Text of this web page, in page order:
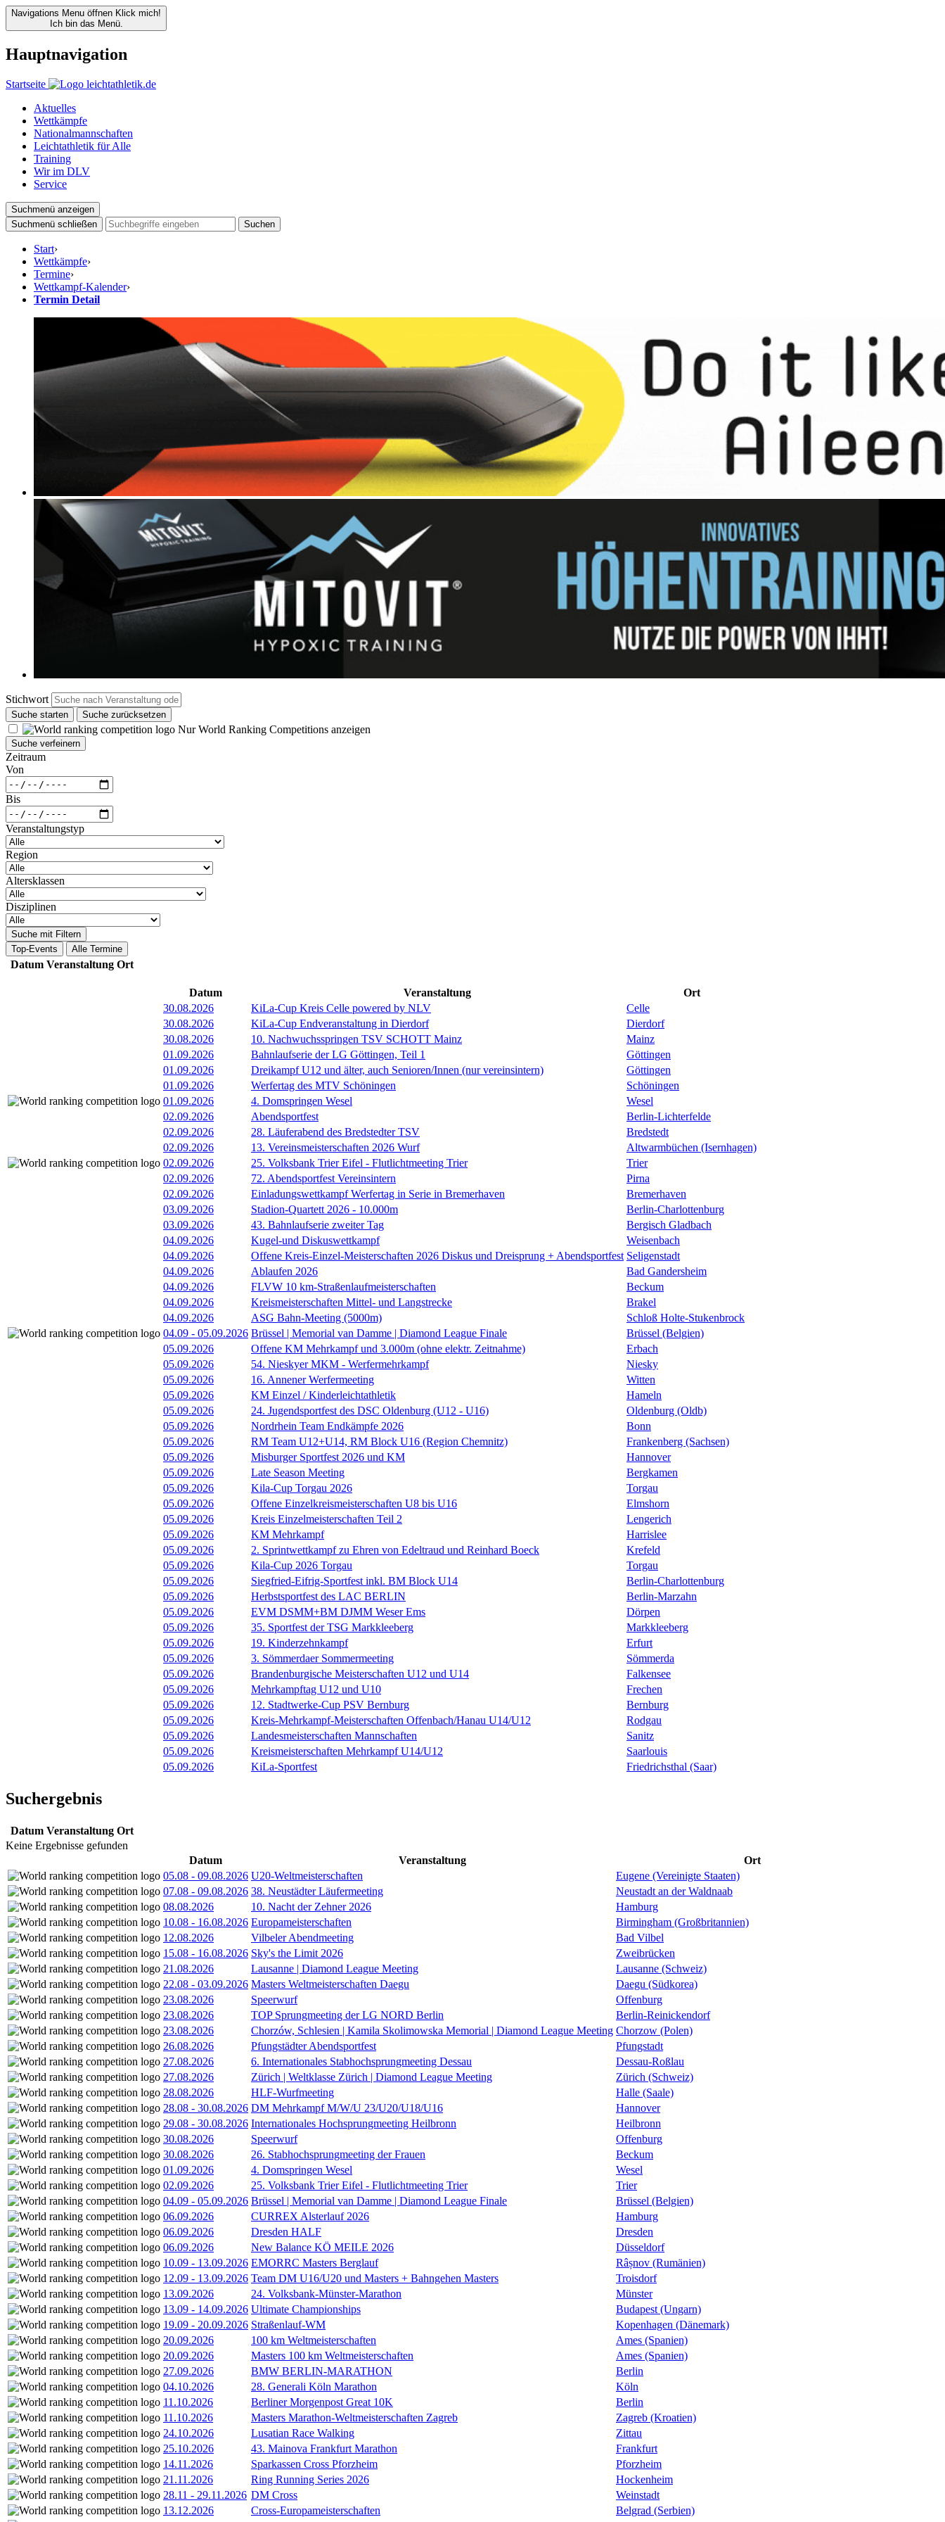
Navigations Menu öffnen Klick mich!
Ich bin das Menü.
Hauptnavigation
Startseite
Aktuelles
Wettkämpfe
Nationalmannschaften
Leichtathletik für Alle
Training
Wir im DLV
Service
Suchmenü anzeigen
Suchmenü schließen
Suchen
Start›
Wettkämpfe›
Termine›
Wettkampf-Kalender›
Termin Detail
Stichwort
Suche starten Suche zurücksetzen
Nur World Ranking Competitions anzeigen
Suche verfeinern
Zeitraum
Von
Bis
Veranstaltungstyp
Region
Altersklassen
Disziplinen
Suche mit Filtern
Top-Events
Alle Termine
Datum Veranstaltung Ort
Datum Veranstaltung
Ort
30.08.2026
KiLa-Cup Kreis Celle powered by NLV
Celle
30.08.2026
KiLa-Cup Endveranstaltung in Dierdorf
Dierdorf
30.08.2026
10. Nachwuchsspringen TSV SCHOTT Mainz
Mainz
01.09.2026
Bahnlaufserie der LG Göttingen, Teil 1
Göttingen
01.09.2026
Dreikampf U12 und älter, auch Senioren/Innen (nur vereinsintern)
Göttingen
01.09.2026
Werfertag des MTV Schöningen
Schöningen
01.09.2026
4. Domspringen Wesel
Wesel
02.09.2026
Abendsportfest
Berlin-Lichterfelde
02.09.2026
28. Läuferabend des Bredstedter TSV
Bredstedt
02.09.2026
13. Vereinsmeisterschaften 2026 Wurf
Altwarmbüchen (Isernhagen)
02.09.2026
25. Volksbank Trier Eifel - Flutlichtmeeting Trier
Trier
02.09.2026
72. Abendsportfest Vereinsintern
Pirna
02.09.2026
Einladungswettkampf Werfertag in Serie in Bremerhaven
Bremerhaven
03.09.2026
Stadion-Quartett 2026 - 10.000m
Berlin-Charlottenburg
03.09.2026
43. Bahnlaufserie zweiter Tag
Bergisch Gladbach
04.09.2026
Kugel-und Diskuswettkampf
Weisenbach
04.09.2026
Offene Kreis-Einzel-Meisterschaften 2026 Diskus und Dreisprung + Abendsportfest Seligenstadt
04.09.2026
Ablaufen 2026
Bad Gandersheim
04.09.2026
FLVW 10 km-Straßenlaufmeisterschaften
Beckum
04.09.2026
Kreismeisterschaften Mittel- und Langstrecke
Brakel
04.09.2026
ASG Bahn-Meeting (5000m)
Schloß Holte-Stukenbrock
04.09 - 05.09.2026 Brüssel | Memorial van Damme | Diamond League Finale
Brüssel (Belgien)
05.09.2026
Offene KM Mehrkampf und 3.000m (ohne elektr. Zeitnahme)
Erbach
05.09.2026
54. Nieskyer MKM - Werfermehrkampf
Niesky
05.09.2026
16. Annener Werfermeeting
Witten
05.09.2026
KM Einzel / Kinderleichtathletik
Hameln
05.09.2026
24. Jugendsportfest des DSC Oldenburg (U12 - U16)
Oldenburg (Oldb)
05.09.2026
Nordrhein Team Endkämpfe 2026
Bonn
05.09.2026
RM Team U12+U14, RM Block U16 (Region Chemnitz)
Frankenberg (Sachsen)
05.09.2026
Misburger Sportfest 2026 und KM
Hannover
05.09.2026
Late Season Meeting
Bergkamen
05.09.2026
Kila-Cup Torgau 2026
Torgau
05.09.2026
Offene Einzelkreismeisterschaften U8 bis U16
Elmshorn
05.09.2026
Kreis Einzelmeisterschaften Teil 2
Lengerich
05.09.2026
KM Mehrkampf
Harrislee
05.09.2026
2. Sprintwettkampf zu Ehren von Edeltraud und Reinhard Boeck
Krefeld
05.09.2026
Kila-Cup 2026 Torgau
Torgau
05.09.2026
Siegfried-Eifrig-Sportfest inkl. BM Block U14
Berlin-Charlottenburg
05.09.2026
Herbstsportfest des LAC BERLIN
Berlin-Marzahn
05.09.2026
EVM DSMM+BM DJMM Weser Ems
Dörpen
05.09.2026
35. Sportfest der TSG Markkleeberg
Markkleeberg
05.09.2026
19. Kinderzehnkampf
Erfurt
05.09.2026
3. Sömmerdaer Sommermeeting
Sömmerda
05.09.2026
Brandenburgische Meisterschaften U12 und U14
Falkensee
05.09.2026
Mehrkampftag U12 und U10
Frechen
05.09.2026
12. Stadtwerke-Cup PSV Bernburg
Bernburg
05.09.2026
Kreis-Mehrkampf-Meisterschaften Offenbach/Hanau U14/U12
Rodgau
05.09.2026
Landesmeisterschaften Mannschaften
Sanitz
05.09.2026
Kreismeisterschaften Mehrkampf U14/U12
Saarlouis
05.09.2026
KiLa-Sportfest Friedrichsthal (Saar)
Suchergebnis
Datum Veranstaltung Ort
Keine Ergebnisse gefunden
Datum
Veranstaltung
Ort
05.08 - 09.08.2026 U20-Weltmeisterschaften
Eugene (Vereinigte Staaten)
07.08 - 09.08.2026 38. Neustädter Läufermeeting
Neustadt an der Waldnaab
08.08.2026
10. Nacht der Zehner 2026
Hamburg
10.08 - 16.08.2026 Europameisterschaften
Birmingham (Großbritannien)
12.08.2026
Vilbeler Abendmeeting
Bad Vilbel
15.08 - 16.08.2026 Sky's the Limit 2026
Zweibrücken
21.08.2026
Lausanne | Diamond League Meeting
Lausanne (Schweiz)
22.08 - 03.09.2026 Masters Weltmeisterschaften Daegu
Daegu (Südkorea)
23.08.2026
Speerwurf
Offenburg
23.08.2026
TOP Sprungmeeting der LG NORD Berlin
Berlin-Reinickendorf
23.08.2026
Chorzów, Schlesien | Kamila Skolimowska Memorial | Diamond League Meeting Chorzow (Polen)
26.08.2026
Pfungstädter Abendsportfest
Pfungstadt
27.08.2026
6. Internationales Stabhochsprungmeeting Dessau
Dessau-Roßlau
27.08.2026
Zürich | Weltklasse Zürich | Diamond League Meeting
Zürich (Schweiz)
28.08.2026
HLF-Wurfmeeting
Halle (Saale)
28.08 - 30.08.2026 DM Mehrkampf M/W/U 23/U20/U18/U16
Hannover
29.08 - 30.08.2026 Internationales Hochsprungmeeting Heilbronn
Heilbronn
30.08.2026
Speerwurf
Offenburg
30.08.2026
26. Stabhochsprungmeeting der Frauen
Beckum
01.09.2026
4. Domspringen Wesel
Wesel
02.09.2026
25. Volksbank Trier Eifel - Flutlichtmeeting Trier
Trier
04.09 - 05.09.2026 Brüssel | Memorial van Damme | Diamond League Finale
Brüssel (Belgien)
06.09.2026
CURREX Alsterlauf 2026
Hamburg
06.09.2026
Dresden HALF
Dresden
06.09.2026
New Balance KÖ MEILE 2026
Düsseldorf
10.09 - 13.09.2026 EMORRC Masters Berglauf
Râșnov (Rumänien)
12.09 - 13.09.2026 Team DM U16/U20 und Masters + Bahngehen Masters
Troisdorf
13.09.2026
24. Volksbank-Münster-Marathon
Münster
13.09 - 14.09.2026 Ultimate Championships
Budapest (Ungarn)
19.09 - 20.09.2026 Straßenlauf-WM
Kopenhagen (Dänemark)
20.09.2026
100 km Weltmeisterschaften
Ames (Spanien)
20.09.2026
Masters 100 km Weltmeisterschaften
Ames (Spanien)
27.09.2026
BMW BERLIN-MARATHON
Berlin
04.10.2026
28. Generali Köln Marathon
Köln
11.10.2026
Berliner Morgenpost Great 10K
Berlin
11.10.2026
Masters Marathon-Weltmeisterschaften Zagreb
Zagreb (Kroatien)
24.10.2026
Lusatian Race Walking
Zittau
25.10.2026
43. Mainova Frankfurt Marathon
Frankfurt
14.11.2026
Sparkassen Cross Pforzheim
Pforzheim
21.11.2026
Ring Running Series 2026
Hockenheim
28.11 - 29.11.2026 DM Cross
Weinstadt
13.12.2026
Cross-Europameisterschaften
Belgrad (Serbien)